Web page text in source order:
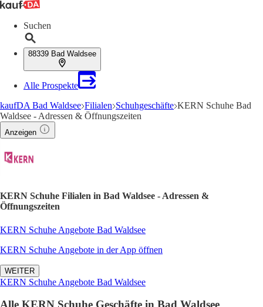
Suchen
88339 Bad Waldsee
Alle Prospekte
kaufDA Bad Waldsee Filialen Schuhgeschäfte KERN Schuhe Bad
Waldsee - Adressen & Öffnungszeiten
Anzeigen
KERN Schuhe Filialen in Bad Waldsee - Adressen &
Öffnungszeiten
KERN Schuhe Angebote Bad Waldsee
KERN Schuhe Angebote in der App öffnen
WEITER
KERN Schuhe Angebote Bad Waldsee
Alle KERN Schuhe Geschäfte in Bad Waldsee